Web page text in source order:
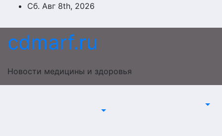
Перейти
содержимому
Сб. Авг 8th, 2026
cdmarf.ru
Новости медицины и здоровья